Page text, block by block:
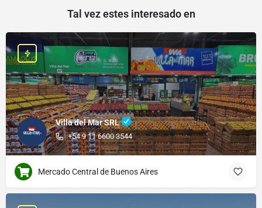
Tal vez estes interesado en
Villa del Mar SRL
+54 9 11 6600 3544
Mercado Central de Buenos Aires